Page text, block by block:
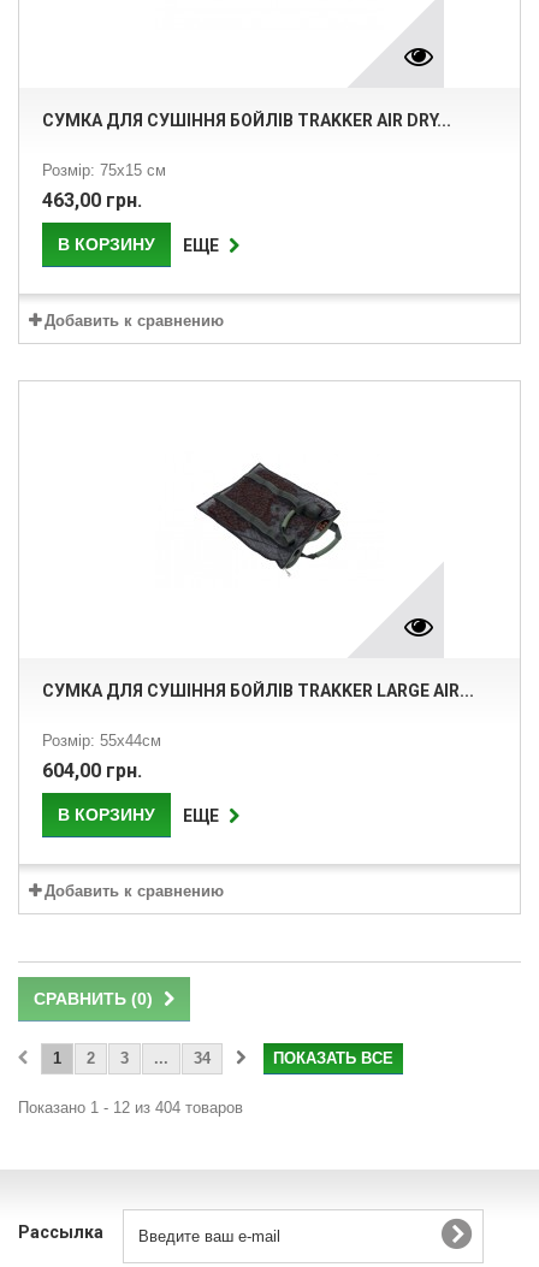
СУМКА ДЛЯ СУШІННЯ БОЙЛІВ TRAKKER AIR DRY...
Розмір: 75x15 см
463,00 грн.
В КОРЗИНУ ЕЩЕ
Добавить к сравнению
СУМКА ДЛЯ СУШІННЯ БОЙЛІВ TRAKKER LARGE AIR...
Розмір: 55х44см
604,00 грн.
В КОРЗИНУ ЕЩЕ
Добавить к сравнению
СРАВНИТЬ (0)
ПОКАЗАТЬ ВСЕ
1 2 3 ... 34
Показано 1 - 12 из 404 товаров
Рассылка